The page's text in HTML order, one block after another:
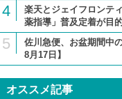
4
楽天とジェイフロンテ
薬指導」普及定着が目
5
佐川急便、お盆期間中
8月17日】
オススメ記事